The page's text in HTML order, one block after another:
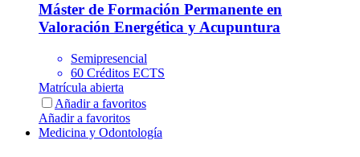
Máster de Formación Permanente en
Valoración Energética y Acupuntura
Semipresencial
60 Créditos ECTS
Matrícula abierta
Añadir a favoritos
Añadir a favoritos
Medicina y Odontología